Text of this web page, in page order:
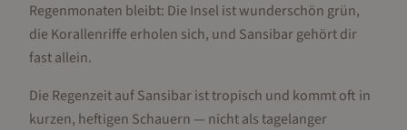
Regenmonaten bleibt: Die Insel ist wunderschön grün,
die Korallenriffe erholen sich, und Sansibar gehört dir
fast allein.
Die Regenzeit auf Sansibar ist tropisch und kommt oft in
kurzen, heftigen Schauern — nicht als tagelanger